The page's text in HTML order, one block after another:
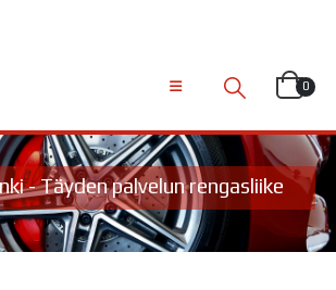
0
- Täyden palvelun rengasliike